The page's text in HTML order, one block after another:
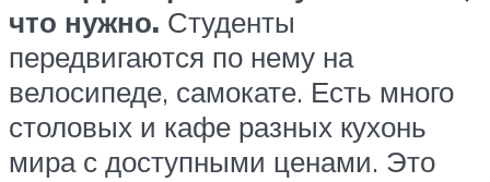
что нужно. Студенты
передвигаются по нему на
велосипеде, самокате. Есть много
столовых и кафе разных кухонь
мира с доступными ценами. Это